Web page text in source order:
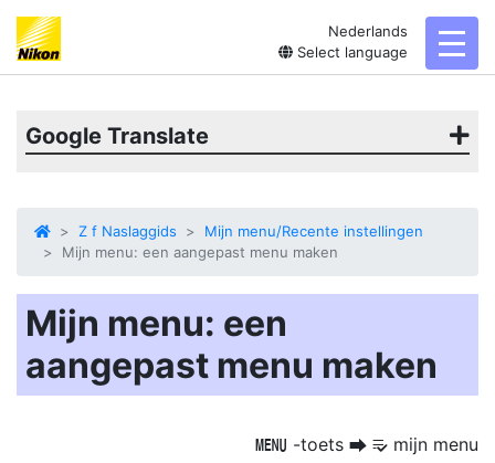
Nederlands
Select language
Google Translate
Z f Naslaggids
Mijn menu/Recente instellingen
Mijn menu: een aangepast menu maken
Mijn menu: een
aangepast menu maken
G -toets U O mijn menu